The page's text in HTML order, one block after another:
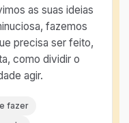
as suas ideias
fazemos
precisa ser feito,
como dividir o
agir.
fazer